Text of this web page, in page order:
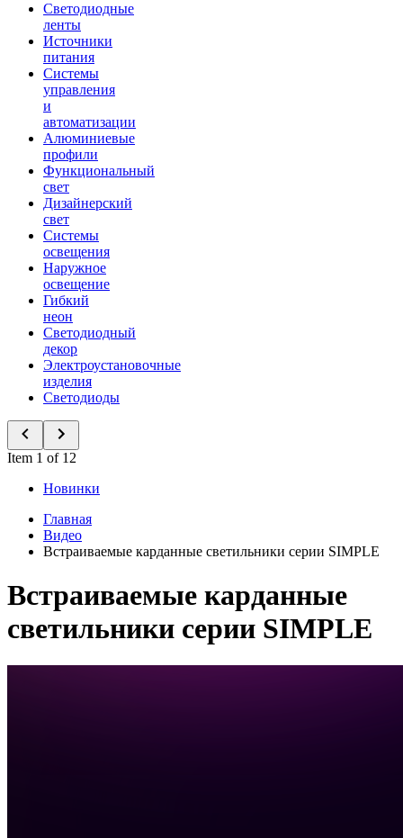
Светодиодные
ленты
Источники
питания
Системы
управления
и
автоматизации
Алюминиевые
профили
Функциональный
свет
Дизайнерский
свет
Системы
освещения
Наружное
освещение
Гибкий
неон
Светодиодный
декор
Электроустановочные
изделия
Светодиоды
Item 1 of 12
Новинки
Главная
Видео
Встраиваемые карданные светильники серии SIMPLE
Встраиваемые карданные
светильники серии SIMPLE